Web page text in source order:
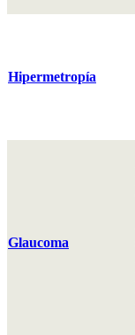
Hipermetropía
Glaucoma